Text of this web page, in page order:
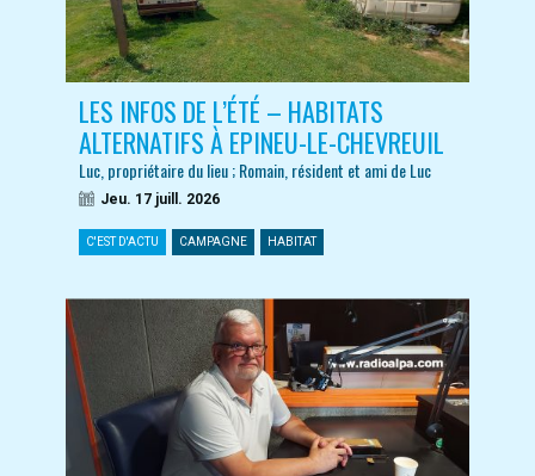
LES INFOS DE L’ÉTÉ – HABITATS
ALTERNATIFS À EPINEU-LE-CHEVREUIL
Luc, propriétaire du lieu ; Romain, résident et ami de Luc
Jeu. 17 juill. 2026
C'EST D'ACTU CAMPAGNE HABITAT